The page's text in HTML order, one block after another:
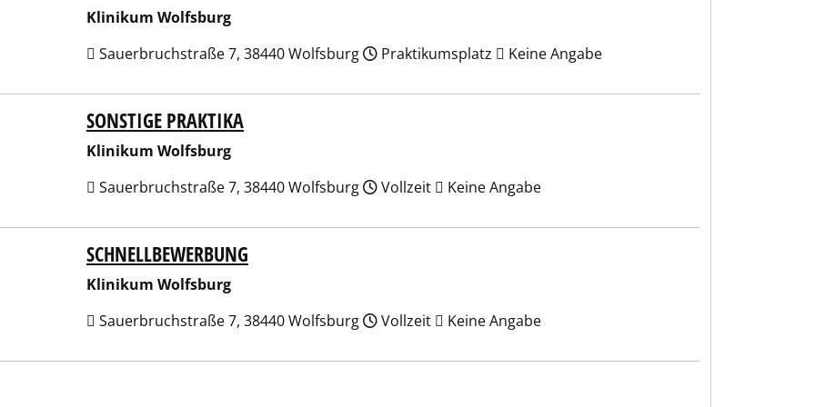
Klinikum Wolfsburg
Sauerbruchstraße 7, 38440 Wolfsburg
Praktikumsplatz Keine Angabe
WolfsburgSONSTIGE PRAKTIKA
Klinikum Wolfsburg
Sauerbruchstraße 7, 38440 Wolfsburg
Vollzeit Keine Angabe
WolfsburgSCHNELLBEWERBUNG
Klinikum Wolfsburg
Sauerbruchstraße 7, 38440 Wolfsburg
Vollzeit Keine Angabe